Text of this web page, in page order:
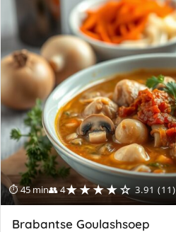
⏱ 45 min👥 4★★★★☆ 3.91 (11)
Brabantse Goulashsoep